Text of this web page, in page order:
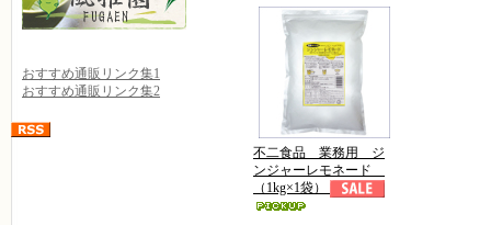
おすすめ通販リンク集1
おすすめ通販リンク集2
不二食品 業務用 ジ
ンジャーレモネード
（1kg×1袋）